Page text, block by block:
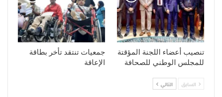
تنصيب أعضاء اللجنة المؤقتة
للمجلس الوطني للصحافة
جمعيات تنتقد تأخر بطاقة
الإعاقة
السابق التالي